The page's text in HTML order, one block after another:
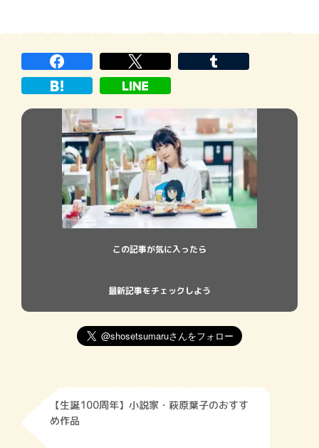
ドの一端に触れます。
この記事が気に入ったら
最新記事をチェックしよう
【生誕100周年】小説家・萩原葉子のおすす
め作品